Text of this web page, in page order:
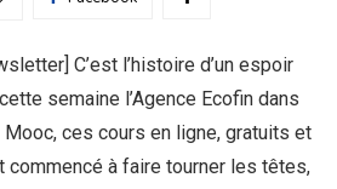
C’est l’histoire d’un espoir
semaine l’Agence Ecofin dans
ces cours en ligne, gratuits et
commencé à faire tourner les têtes,